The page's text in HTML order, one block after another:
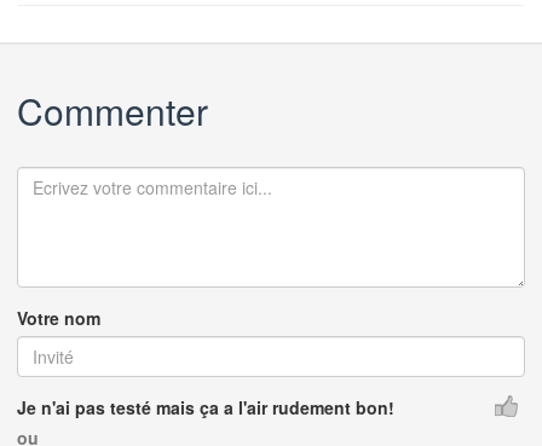
Commenter
Votre nom
Je n'ai pas testé mais ça a l'air rudement bon!
ou